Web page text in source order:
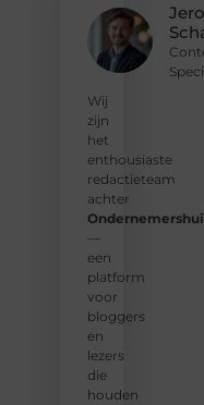
Wij
zijn
het
enthousiaste
redactieteam
achter
—
een
platform
voor
bloggers
en
lezers
die
houden